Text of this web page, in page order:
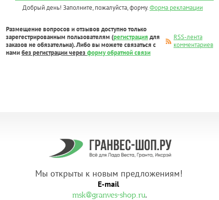
Добрый день! Заполните, пожалуйста, форму.Форма рекламации
Размещение вопросов и отзывов доступно только
зарегестрированным пользователям (регистрация для
заказов не обязательна). Либо вы можете связаться с
намибез регистрации через форму обратной связи
RSS-лента
комментариев
Мы открыты к новым предложениям!
E-mail
msk@granves-shop.ru.